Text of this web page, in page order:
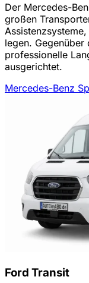
Der Mercedes-
großen
legen.
professionelle
ausgerichtet.
Mercedes-Benz
Ford Transit